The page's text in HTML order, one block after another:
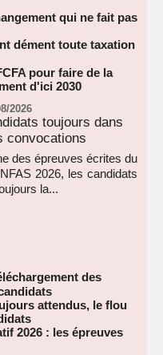
qui ne fait pas
dément toute taxation
pour faire de la
d'ici 2030
2026
toujours dans
convocations
des épreuves écrites du
2026, les candidats
la...
des
attendus, le flou
2026 : les épreuves